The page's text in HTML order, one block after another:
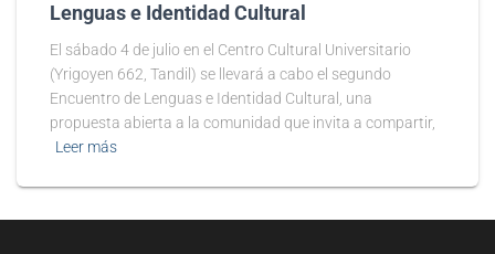
Lenguas e Identidad Cultural
El sábado 4 de julio en el Centro Cultural Universitario
(Yrigoyen 662, Tandil) se llevará a cabo el segundo
Encuentro de Lenguas e Identidad Cultural, una
propuesta abierta a la comunidad que invita a compartir,
Leer más